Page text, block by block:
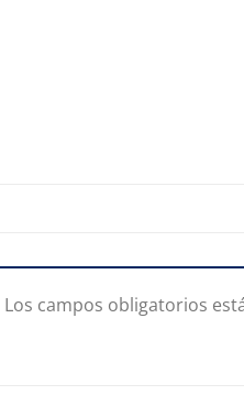
Los campos obligatorios